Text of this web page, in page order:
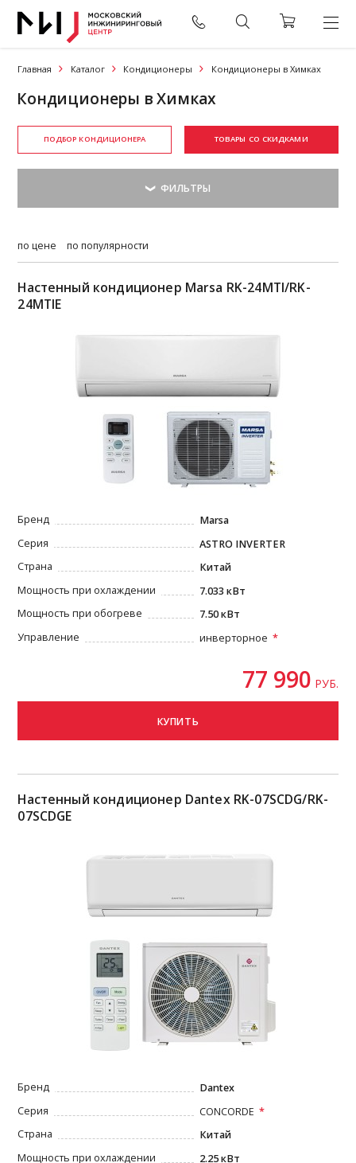
Главная Каталог Кондиционеры Кондиционеры в Химках
Кондиционеры в Химках
ПОДБОР КОНДИЦИОНЕРА ТОВАРЫ СО СКИДКАМИ
по цене по популярности
Настенный кондиционер Marsa RK-24MTI/RK-
24MTIE
Бренд
Marsa
Серия
ASTRO INVERTER
Страна
Китай
Мощность при охлаждении
7.033 кВт
Мощность при обогреве
7.50 кВт
Управление
инверторное
77 990 РУБ.
КУПИТЬ
Настенный кондиционер Dantex RK-07SCDG/RK-
07SCDGE
Бренд
Dantex
Серия
CONCORDE
Страна
Китай
Мощность при охлаждении
2.25 кВт